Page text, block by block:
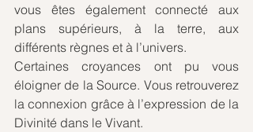
vous êtes également connecté aux
plans supérieurs, à la terre, aux
différents règnes et à l’univers.
Certaines croyances ont pu vous
éloigner de la Source. Vous retrouverez
la connexion grâce à l’expression de la
Divinité dans le Vivant.